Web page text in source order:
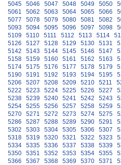
5045
5046 5047 5048 5049 5050
5061
5062 5063 5064 5065 5066
5077
5078 5079 5080 5081 5082
5093
5094 5095 5096 5097 5098
5109
5110 5111 5112 5113 5114
5126
5127 5128 5129 5130 5131
5142
5143 5144 5145 5146 5147
5158
5159 5160 5161 5162 5163
5174
5175 5176 5177 5178 5179
5190
5191 5192 5193 5194 5195
5206
5207 5208 5209 5210 5211
5222
5223 5224 5225 5226 5227
5238
5239 5240 5241 5242 5243
5254
5255 5256 5257 5258 5259
5270
5271 5272 5273 5274 5275
5286
5287 5288 5289 5290 5291
5302
5303 5304 5305 5306 5307
5318
5319 5320 5321 5322 5323
5334
5335 5336 5337 5338 5339
5350
5351 5352 5353 5354 5355
5366
5367 5368 5369 5370 5371